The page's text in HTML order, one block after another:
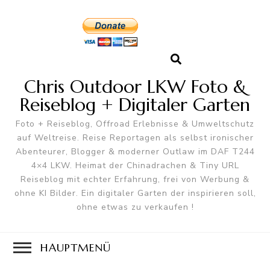
Chris Outdoor LKW Foto &
Reiseblog + Digitaler Garten
Foto + Reiseblog, Offroad Erlebnisse & Umweltschutz
auf Weltreise. Reise Reportagen als selbst ironischer
Abenteurer, Blogger & moderner Outlaw im DAF T244
4×4 LKW. Heimat der Chinadrachen & Tiny URL
Reiseblog mit echter Erfahrung, frei von Werbung &
ohne KI Bilder. Ein digitaler Garten der inspirieren soll,
ohne etwas zu verkaufen !
HAUPTMENÜ